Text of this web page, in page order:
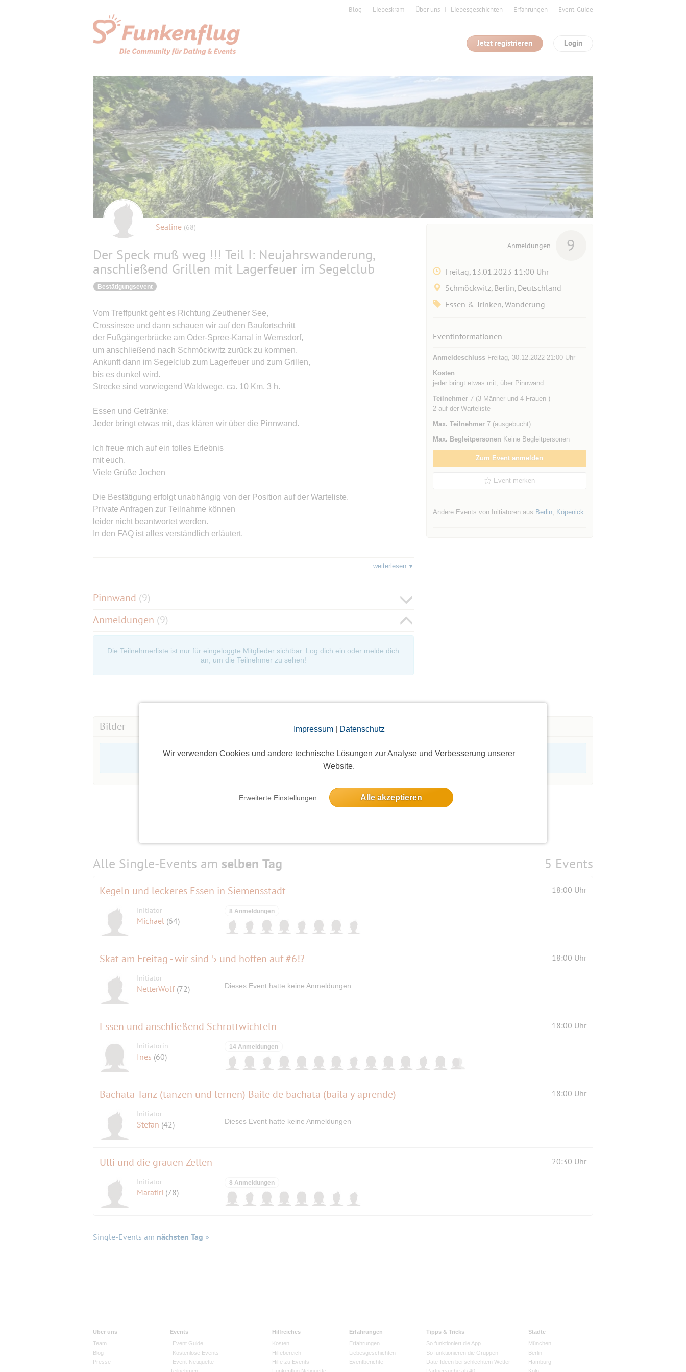
Impressum| Datenschutz
Wir verwenden Cookies und andere technische Lösungen zur Analyse und Verbesserung unserer
Website.
Erweiterte Einstellungen Alle akzeptieren
Blog Liebeskram Über uns Liebesgeschichten Erfahrungen Event-Guide
Login
Jetzt registrieren
Sealine (68)
Der Speck muß weg !!! Teil I: Neujahrswanderung,
anschließend Grillen mit Lagerfeuer im Segelclub
Bestätigungsevent
Vom Treffpunkt geht es Richtung Zeuthener See,
Crossinsee und dann schauen wir auf den Baufortschritt
der Fußgängerbrücke am Oder-Spree-Kanal in Wernsdorf,
um anschließend nach Schmöckwitz zurück zu kommen.
Ankunft dann im Segelclub zum Lagerfeuer und zum Grillen,
bis es dunkel wird.
Strecke sind vorwiegend Waldwege, ca. 10 Km, 3 h.
Essen und Getränke:
Jeder bringt etwas mit, das klären wir über die Pinnwand.
Ich freue mich auf ein tolles Erlebnis
mit euch.
Viele Grüße Jochen
Die Bestätigung erfolgt unabhängig von der Position auf der Warteliste.
Private Anfragen zur Teilnahme können
leider nicht beantwortet werden.
In den FAQ ist alles verständlich erläutert.
weiterlesen
Pinnwand (9)
Anmeldungen (9)
Die Teilnehmerliste ist nur für eingeloggte Mitglieder sichtbar. Log dich ein oder melde dich
an, um die Teilnehmer zu sehen!
Anmeldungen 9
Freitag, 13.01.2023 11:00 Uhr
Schmöckwitz, Berlin, Deutschland
Essen & Trinken, Wanderung
Eventinformationen
AnmeldeschlussFreitag, 30.12.2022 21:00 Uhr
Kosten
jeder bringt etwas mit, über Pinnwand.
Teilnehmer7 (3 Männer und 4 Frauen )
2 auf der Warteliste
Max. Teilnehmer7 (ausgebucht)
Max. Begleitpersonen Keine Begleitpersonen
Zum Event anmelden
Event merken
Andere Events von Initiatoren aus Berlin, Köpenick
Bilder
Die Bildergalerien sind nur für eingeloggte Mitglieder sichtbar.
Alle Single-Events am selben Tag 5 Events
Kegeln und leckeres Essen in Siemensstadt 18:00 Uhr
Initiator
Michael (64)
8 Anmeldungen
Skat am Freitag - wir sind 5 und hoffen auf #6!? 18:00 Uhr
Initiator
NetterWolf (72) Dieses Event hatte keine Anmeldungen
Essen und anschließend Schrottwichteln 18:00 Uhr
Initiatorin
Ines (60)
14 Anmeldungen
Bachata Tanz (tanzen und lernen) Baile de bachata (baila y aprende) 18:00 Uhr
Initiator
Stefan (42) Dieses Event hatte keine Anmeldungen
Ulli und die grauen Zellen 20:30 Uhr
Initiator
Maratiri (78)
8 Anmeldungen
Single-Events am nächsten Tag »
Über uns
Team
Blog
Presse
Events
Event Guide
Kostenlose Events
Event-Netiquette
Hilfreiches
Kosten
Hilfebereich
Hilfe zu Events
Erfahrungen
Erfahrungen
Liebesgeschichten
Eventberichte
Tipps & Tricks
So funktioniert die App
So funktionieren die Gruppen
Date-Ideen bei schlechtem Wetter
Städte
München
Berlin
Hamburg